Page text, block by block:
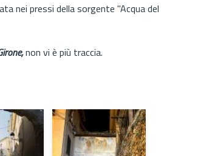
nei pressi della sorgente "Acqua del
non vi è più traccia.